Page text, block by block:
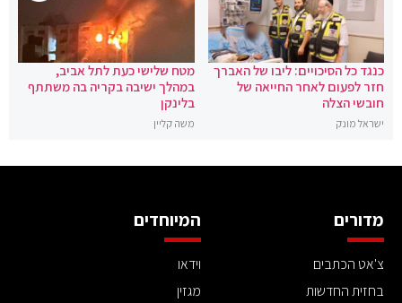
כנגד כל הסיכויים: ליבו של האברך
חזר לפעום לאחר החייאה של
חובשי הצלה
ישראל מונק
מטח שלישי כעת לתל אביב,
במהלך ישיבה בקריה בה משתתף
בלינקן
משה קליין
מדורים
צ'אט הכתבים
בחזית החדשות
המיוחדים
וידאו
מגזין